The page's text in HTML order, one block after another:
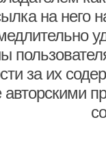
на него
за их